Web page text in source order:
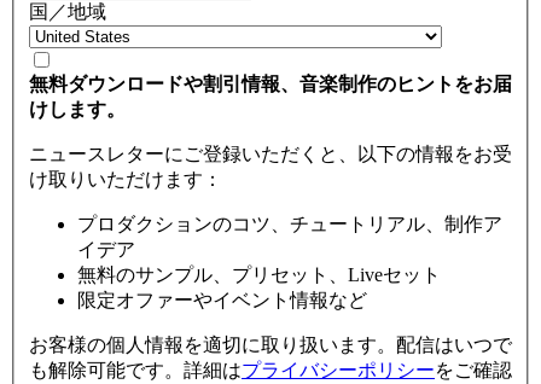
国／地域
無料ダウンロードや割引情報、音楽制作のヒントをお届
けします。
ニュースレターにご登録いただくと、以下の情報をお受
け取りいただけます：
プロダクションのコツ、チュートリアル、制作ア
イデア
無料のサンプル、プリセット、Liveセット
限定オファーやイベント情報など
お客様の個人情報を適切に取り扱います。配信はいつで
も解除可能です。詳細はプライバシーポリシーをご確認